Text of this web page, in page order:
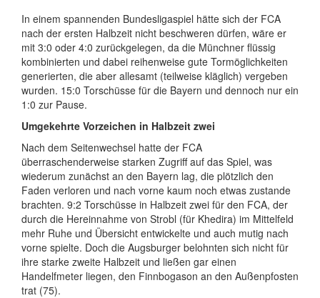
In einem spannenden Bundesligaspiel hätte sich der FCA
nach der ersten Halbzeit nicht beschweren dürfen, wäre er
mit 3:0 oder 4:0 zurückgelegen, da die Münchner flüssig
kombinierten und dabei reihenweise gute Tormöglichkeiten
generierten, die aber allesamt (teilweise kläglich) vergeben
wurden. 15:0 Torschüsse für die Bayern und dennoch nur ein
1:0 zur Pause.
Umgekehrte Vorzeichen in Halbzeit zwei
Nach dem Seitenwechsel hatte der FCA
überraschenderweise starken Zugriff auf das Spiel, was
wiederum zunächst an den Bayern lag, die plötzlich den
Faden verloren und nach vorne kaum noch etwas zustande
brachten. 9:2 Torschüsse in Halbzeit zwei für den FCA, der
durch die Hereinnahme von Strobl (für Khedira) im Mittelfeld
mehr Ruhe und Übersicht entwickelte und auch mutig nach
vorne spielte. Doch die Augsburger belohnten sich nicht für
ihre starke zweite Halbzeit und ließen gar einen
Handelfmeter liegen, den Finnbogason an den Außenpfosten
trat (75).